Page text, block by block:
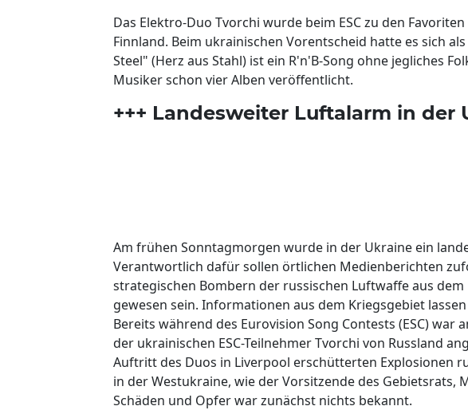
Das Elektro-Duo Tvorchi wurde beim ESC zu den
Finnland. Beim ukrainischen Vorentscheid hatte es sich
Steel" (Herz aus Stahl) ist ein R'n'B-Song ohne jegliches
Musiker schon vier Alben veröffentlicht.
+++ Landesweiter Luftalarm in der
Am frühen Sonntagmorgen wurde in der Ukraine ein
Verantwortlich dafür sollen örtlichen Medienberichten
strategischen Bombern der russischen Luftwaffe aus dem
gewesen sein. Informationen aus dem Kriegsgebiet
Bereits während des Eurovision Song Contests (ESC) war
der ukrainischen ESC-Teilnehmer Tvorchi von Russland
Auftritt des Duos in Liverpool erschütterten Explosionen
in der Westukraine, wie der Vorsitzende des Gebietsrats,
Schäden und Opfer war zunächst nichts bekannt.